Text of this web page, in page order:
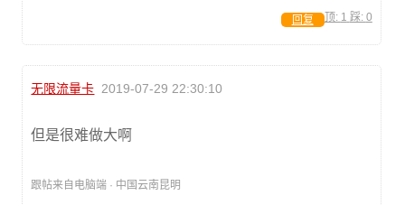
顶: 1 踩: 0
回复
无限流量卡 2019-07-29 22:30:10
但是很难做大啊
跟帖来自电脑端 · 中国云南昆明